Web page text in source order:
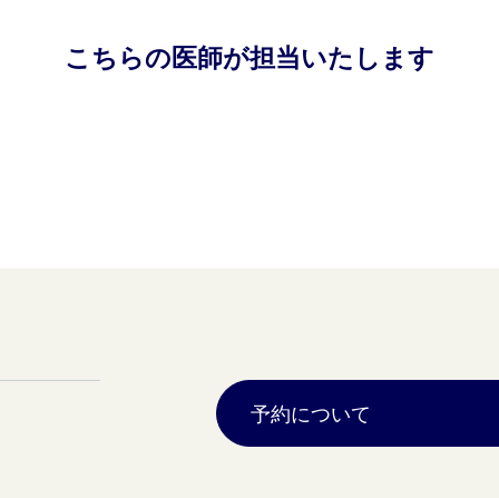
こちらの医師が担当いたします
予約について